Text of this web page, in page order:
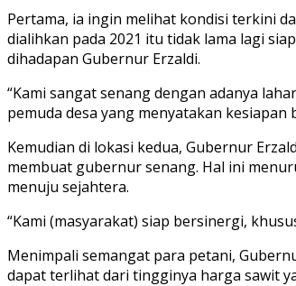
Pertama, ia ingin melihat kondisi terkini
dialihkan pada 2021 itu tidak lama lagi
dihadapan Gubernur Erzaldi.
“Kami sangat senang dengan adanya
pemuda desa yang menyatakan
Kemudian di lokasi kedua, Gubernur
membuat gubernur senang. Hal ini
menuju sejahtera.
“Kami (masyarakat) siap bersinergi,
Menimpali semangat para petani,
dapat terlihat dari tingginya harga sawit